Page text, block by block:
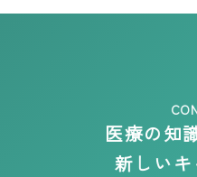
医療の知
新しいキ